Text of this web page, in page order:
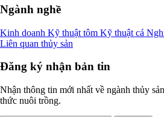
Ngành nghề
Kinh doanh Kỹ thuật tôm Kỹ thuật cá
Liên quan thủy sản
Đăng ký nhận bản tin
Nhận thông tin mới nhất về ngành thủy
thức nuôi trồng.